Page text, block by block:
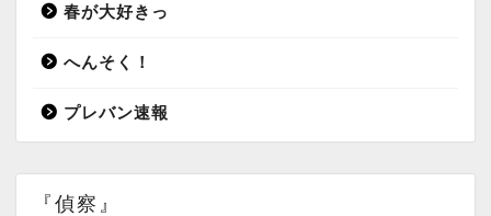
春が大好きっ
へんそく！
プレバン速報
『偵察』